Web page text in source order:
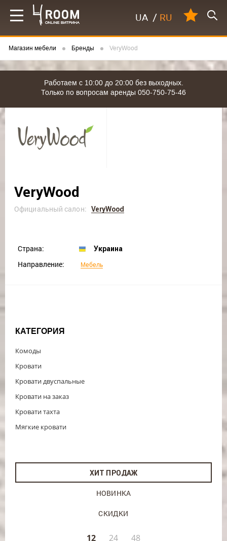
UA / RU
Магазин мебели Бренды VeryWood
Работаем с 10:00 до 20:00 без выходных.
Только по вопросам аренды 050-750-75-46
VeryWood
Официальный салон: VeryWood
Страна: Украина
Направление: Мебель
КАТЕГОРИЯ
Комоды
Кровати
Кровати двуспальные
Кровати на заказ
Кровати тахта
Мягкие кровати
ХИТ ПРОДАЖ
НОВИНКА
СКИДКИ
12 24 48